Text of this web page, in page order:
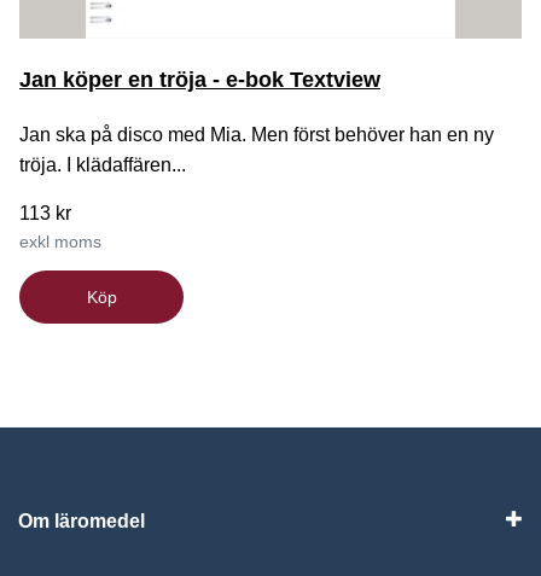
Jan köper en tröja - e-bok Textview
Jan ska på disco med Mia. Men först behöver han en ny
tröja. I klädaffären...
113 kr
exkl moms
Köp
Om läromedel